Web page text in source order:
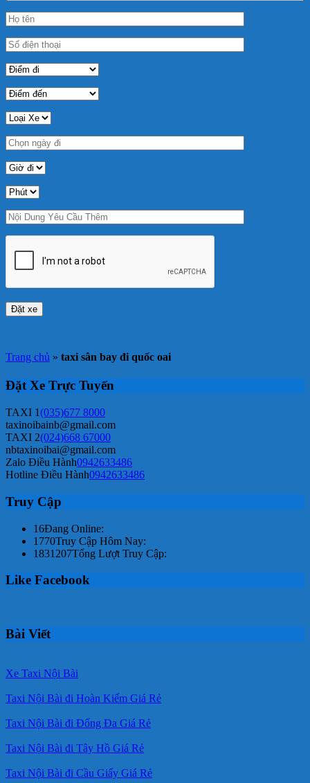
Trang chủ » taxi sân bay đi quốc oai
Đặt Xe Trực Tuyến
TAXI 1(035)677 8000
taxinoibainb@gmail.com
TAXI 2(024)668 67000
nbtaxinoibai@gmail.com
Zalo Điều Hành0942633486
Hotline Điều Hành0942633486
Truy Cập
16Đang Online:
1770Truy Cập Hôm Nay:
1831207Tổng Lượt Truy Cập:
Like Facebook
Bài Viết
Xe Taxi Nội Bài
Taxi Nội Bài đi Hoàn Kiếm Giá Rẻ
Taxi Nội Bài đi Đống Đa Giá Rẻ
Taxi Nội Bài đi Tây Hồ Giá Rẻ
Taxi Nội Bài đi Cầu Giấy Giá Rẻ